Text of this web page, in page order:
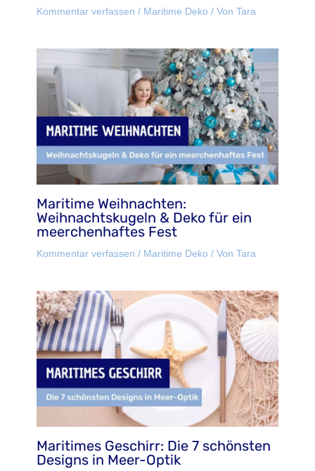
Kommentar verfassen / Maritime Deko / Von Tara
Maritime Weihnachten:
Weihnachtskugeln & Deko für ein
meerchenhaftes Fest
Kommentar verfassen / Maritime Deko / Von Tara
Maritimes Geschirr: Die 7 schönsten
Designs in Meer-Optik